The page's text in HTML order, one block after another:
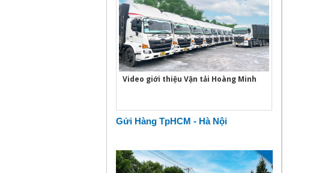
Video giới thiệu Vận tải Hoàng Minh
Gửi Hàng TpHCM - Hà Nội